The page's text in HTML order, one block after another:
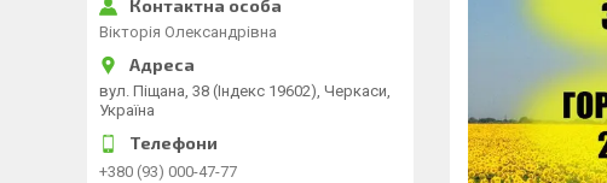
Вікторія Олександрівна
вул. Піщана, 38 (Індекс 19602), Черкаси,
Україна
+380 (93) 000-47-77